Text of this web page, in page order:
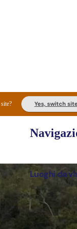
site? Yes, switch
Luoghi da
I